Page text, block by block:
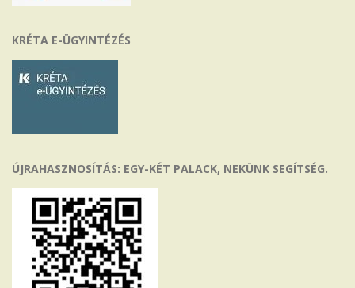
KRÉTA E-ÜGYINTÉZÉS
ÚJRAHASZNOSÍTÁS: EGY-KÉT PALACK, NEKÜNK SEGÍTSÉG.